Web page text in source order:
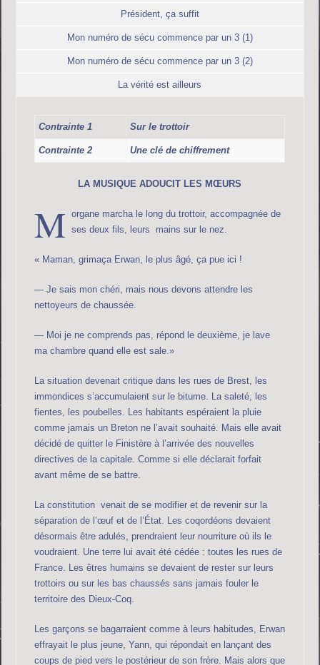
Président, ça suffit
Mon numéro de sécu commence par un 3 (1)
Mon numéro de sécu commence par un 3 (2)
La vérité est ailleurs
Contrainte 1 Sur le trottoir
Contrainte 2 Une clé de chiffrement
LA MUSIQUE ADOUCIT LES MŒURS
M
organe marcha le long du trottoir, accompagnée de
ses deux fils, leurs mains sur le nez.
« Maman, grimaça Erwan, le plus âgé, ça pue ici !
— Je sais mon chéri, mais nous devons attendre les
nettoyeurs de chaussée.
— Moi je ne comprends pas, répond le deuxième, je lave
ma chambre quand elle est sale.»
La situation devenait critique dans les rues de Brest, les
immondices s’accumulaient sur le bitume. La saleté, les
fientes, les poubelles. Les habitants espéraient la pluie
comme jamais un Breton ne l’avait souhaité. Mais elle avait
décidé de quitter le Finistère à l’arrivée des nouvelles
directives de la capitale. Comme si elle déclarait forfait
avant même de se battre.
La constitution venait de se modifier et de revenir sur la
séparation de l’œuf et de l’État. Les coqordéons devaient
désormais être adulés, prendraient leur nourriture où ils le
voudraient. Une terre lui avait été cédée : toutes les rues de
France. Les êtres humains se devaient de rester sur leurs
trottoirs ou sur les bas chaussés sans jamais fouler le
territoire des Dieux-Coq.
Les garçons se bagarraient comme à leurs habitudes, Erwan
effrayait le plus jeune, Yann, qui répondait en lançant des
coups de pied vers le postérieur de son frère. Mais alors que